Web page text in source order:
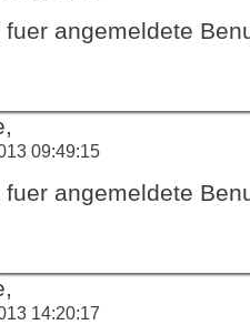
angemeldete
09:49:15
angemeldete
14:20:17